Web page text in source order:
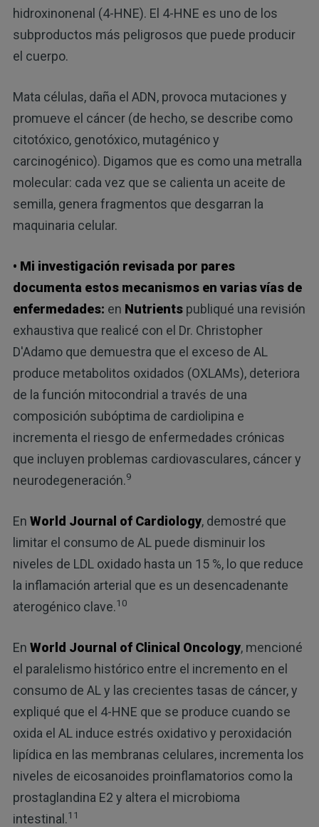
hidroxinonenal (4-HNE). El 4-HNE es uno de los
subproductos más peligrosos que puede producir
el cuerpo.
Mata células, daña el ADN, provoca mutaciones y
promueve el cáncer (de hecho, se describe como
citotóxico, genotóxico, mutagénico y
carcinogénico). Digamos que es como una metralla
molecular: cada vez que se calienta un aceite de
semilla, genera fragmentos que desgarran la
maquinaria celular.
• Mi investigación revisada por pares
documenta estos mecanismos en varias vías de
enfermedades: en Nutrientspubliqué una revisión
exhaustiva que realicé con el Dr. Christopher
D'Adamo que demuestra que el exceso de AL
produce metabolitos oxidados (OXLAMs), deteriora
de la función mitocondrial a través de una
composición subóptima de cardiolipina e
incrementa el riesgo de enfermedades crónicas
que incluyen problemas cardiovasculares, cáncer y
neurodegeneración.9
En World Journal of Cardiology, demostré que
limitar el consumo de AL puede disminuir los
niveles de LDL oxidado hasta un 15 %, lo que reduce
la inflamación arterial que es un desencadenante
aterogénico clave.10
En World Journal of Clinical Oncology, mencioné
el paralelismo histórico entre el incremento en el
consumo de AL y las crecientes tasas de cáncer, y
expliqué que el 4-HNE que se produce cuando se
oxida el AL induce estrés oxidativo y peroxidación
lipídica en las membranas celulares, incrementa los
niveles de eicosanoides proinflamatorios como la
prostaglandina E2 y altera el microbioma
intestinal.11